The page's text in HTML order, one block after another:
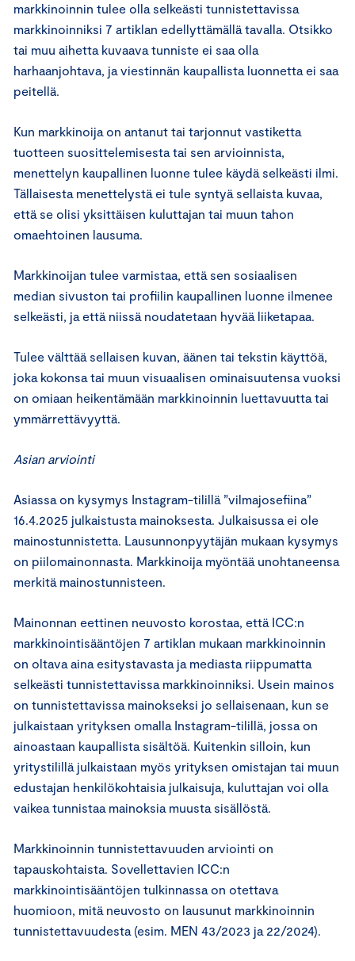
markkinoinnin tulee olla selkeästi tunnistettavissa
markkinoinniksi 7 artiklan edellyttämällä tavalla. Otsikko
tai muu aihetta kuvaava tunniste ei saa olla
harhaanjohtava, ja viestinnän kaupallista luonnetta ei saa
peitellä.
Kun markkinoija on antanut tai tarjonnut vastiketta
tuotteen suosittelemisesta tai sen arvioinnista,
menettelyn kaupallinen luonne tulee käydä selkeästi ilmi.
Tällaisesta menettelystä ei tule syntyä sellaista kuvaa,
että se olisi yksittäisen kuluttajan tai muun tahon
omaehtoinen lausuma.
Markkinoijan tulee varmistaa, että sen sosiaalisen
median sivuston tai profiilin kaupallinen luonne ilmenee
selkeästi, ja että niissä noudatetaan hyvää liiketapaa.
Tulee välttää sellaisen kuvan, äänen tai tekstin käyttöä,
joka kokonsa tai muun visuaalisen ominaisuutensa vuoksi
on omiaan heikentämään markkinoinnin luettavuutta tai
ymmärrettävyyttä.
Asian arviointi
Asiassa on kysymys Instagram-tilillä ”vilmajosefiina”
16.4.2025 julkaistusta mainoksesta. Julkaisussa ei ole
mainostunnistetta. Lausunnonpyytäjän mukaan kysymys
on piilomainonnasta. Markkinoija myöntää unohtaneensa
merkitä mainostunnisteen.
Mainonnan eettinen neuvosto korostaa, että ICC:n
markkinointisääntöjen 7 artiklan mukaan markkinoinnin
on oltava aina esitystavasta ja mediasta riippumatta
selkeästi tunnistettavissa markkinoinniksi. Usein mainos
on tunnistettavissa mainokseksi jo sellaisenaan, kun se
julkaistaan yrityksen omalla Instagram-tilillä, jossa on
ainoastaan kaupallista sisältöä. Kuitenkin silloin, kun
yritystilillä julkaistaan myös yrityksen omistajan tai muun
edustajan henkilökohtaisia julkaisuja, kuluttajan voi olla
vaikea tunnistaa mainoksia muusta sisällöstä.
Markkinoinnin tunnistettavuuden arviointi on
tapauskohtaista. Sovellettavien ICC:n
markkinointisääntöjen tulkinnassa on otettava
huomioon, mitä neuvosto on lausunut markkinoinnin
tunnistettavuudesta (esim. MEN 43/2023 ja 22/2024).